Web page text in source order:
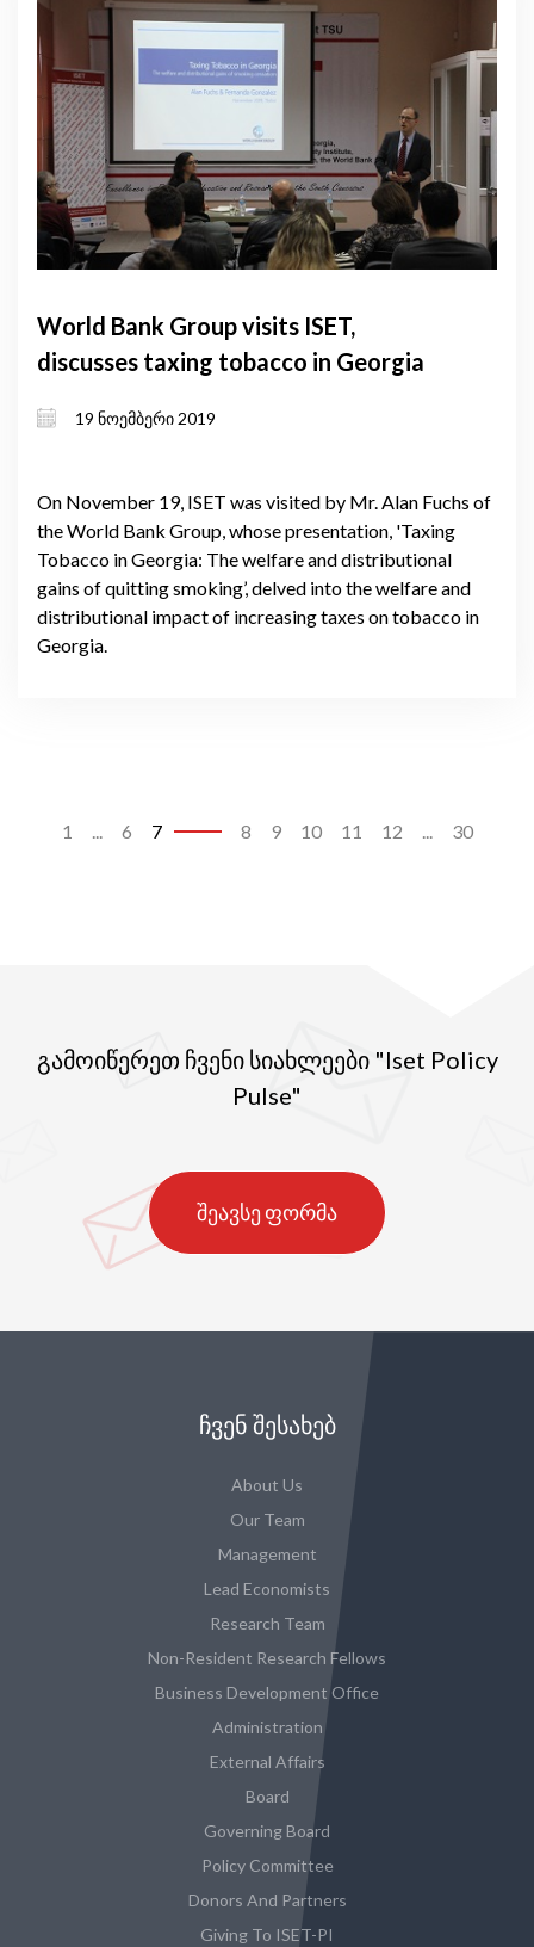
World Bank Group visits ISET,
discusses taxing tobacco in Georgia
19 ნოემბერი 2019
On November 19, ISET was visited by Mr. Alan Fuchs of
the World Bank Group, whose presentation, 'Taxing
Tobacco in Georgia: The welfare and distributional
gains of quitting smoking’, delved into the welfare and
distributional impact of increasing taxes on tobacco in
Georgia.
1 ... 6 7 8 9 10 11 12 ... 30
გამოიწერეთ ჩვენი სიახლეები "Iset Policy
Pulse"
შეავსე ფორმა
ᲩᲕᲔᲜ ᲨᲔᲡᲐᲮᲔᲑ
About Us
Our Team
Management
Lead Economists
Research Team
Non-Resident Research Fellows
Business Development Office
Administration
External Affairs
Board
Governing Board
Policy Committee
Donors And Partners
Giving To ISET-PI